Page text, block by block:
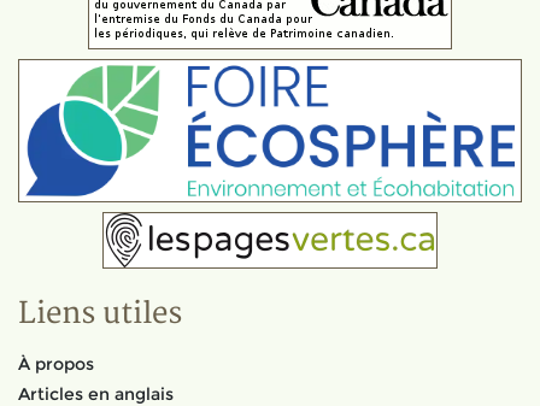
Liens utiles
À propos
Articles en anglais